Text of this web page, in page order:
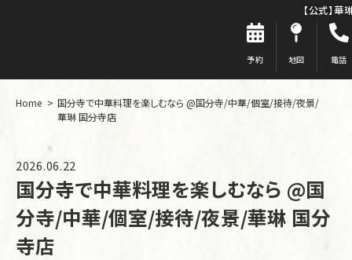
【公式】
予約 地図 電話
Home
国分寺で中華料理を楽しむなら @国分寺/中華/個室/接待/夜景/
華琳 国分寺店
2026.06.22
国分寺で中華料理を楽しむなら @国
分寺/中華/個室/接待/夜景/華琳 国分
寺店